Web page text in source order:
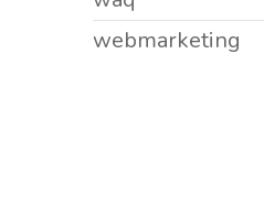
webmarketing